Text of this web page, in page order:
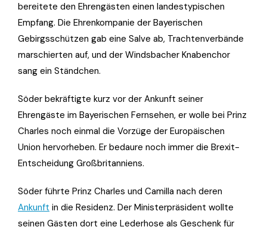
bereitete den Ehrengästen einen landestypischen
Empfang. Die Ehrenkompanie der Bayerischen
Gebirgsschützen gab eine Salve ab, Trachtenverbände
marschierten auf, und der Windsbacher Knabenchor
sang ein Ständchen.
Söder bekräftigte kurz vor der Ankunft seiner
Ehrengäste im Bayerischen Fernsehen, er wolle bei Prinz
Charles noch einmal die Vorzüge der Europäischen
Union hervorheben. Er bedaure noch immer die Brexit-
Entscheidung Großbritanniens.
Söder führte Prinz Charles und Camilla nach deren
Ankunft in die Residenz. Der Ministerpräsident wollte
seinen Gästen dort eine Lederhose als Geschenk für